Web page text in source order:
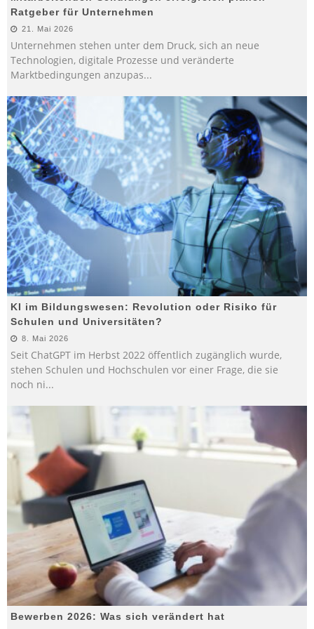
Ratgeber für Unternehmen
21. Mai 2026
Unternehmen stehen unter dem Druck, sich an neue
Technologien, digitale Prozesse und veränderte
Marktbedingungen anzupas...
KI im Bildungswesen: Revolution oder Risiko für
Schulen und Universitäten?
8. Mai 2026
Seit ChatGPT im Herbst 2022 öffentlich zugänglich wurde,
stehen Schulen und Hochschulen vor einer Frage, die sie
noch ni...
Bewerben 2026: Was sich verändert hat